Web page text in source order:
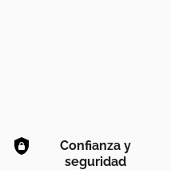
Confianza y
seguridad